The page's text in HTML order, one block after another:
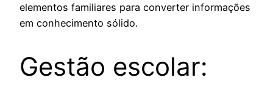
elementos familiares para converter informações
em conhecimento sólido.
Gestão escolar: